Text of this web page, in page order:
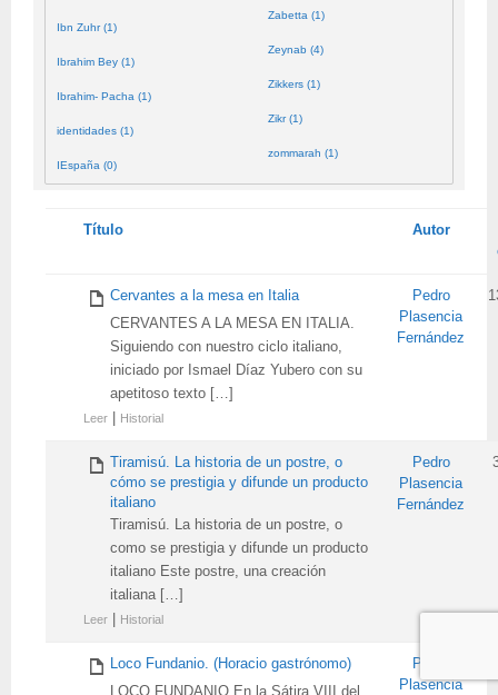
Ibn Zuhr (1)
Ibrahim Bey (1)
Ibrahim- Pacha (1)
identidades (1)
IEspaña (0)
Zabetta (1)
Zeynab (4)
Zikkers (1)
Zikr (1)
zommarah (1)
Tienes
Título
Autor
Cervantes a la mesa en Italia
CERVANTES A LA MESA EN ITALIA.
Siguiendo con nuestro ciclo italiano,
iniciado por Ismael Díaz Yubero con su
apetitoso texto […]
Leer Historial
Pedro
Plasencia
Fernández
Tiramisú. La historia de un postre, o
cómo se prestigia y difunde un producto
italiano
Tiramisú. La historia de un postre, o
como se prestigia y difunde un producto
italiano Este postre, una creación
italiana […]
Leer Historial
Pedro
Plasencia
Fernández
Loco Fundanio. (Horacio gastrónomo)
LOCO FUNDANIO En la Sátira VIII del
Pedro
Plasencia